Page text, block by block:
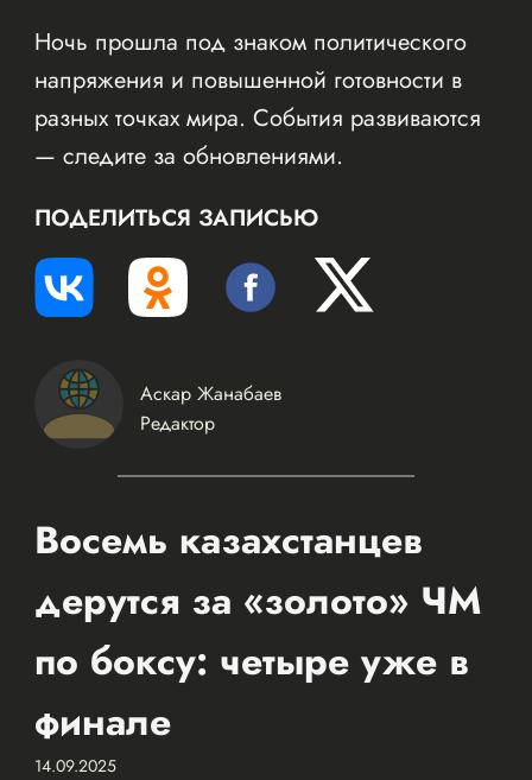
Ночь прошла под знаком политического
напряжения и повышенной готовности в
разных точках мира. События развиваются
— следите за обновлениями.
ПОДЕЛИТЬСЯ ЗАПИСЬЮ
Аскар Жанабаев
Редактор
Восемь казахстанцев
дерутся за «золото» ЧМ
по боксу: четыре уже в
финале
14.09.2025